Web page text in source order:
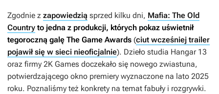
Zgodnie z zapowiedzią sprzed kilku dni, Mafia: The Old
Country to jedna z produkcji, których pokaz uświetnił
tegoroczną galę The Game Awards (ciut wcześniej trailer
pojawił się w sieci nieoficjalnie). Dzieło studia Hangar 13
oraz firmy 2K Games doczekało się nowego zwiastuna,
potwierdzającego okno premiery wyznaczone na lato 2025
roku. Poznaliśmy też konkrety na temat fabuły i rozgrywki.